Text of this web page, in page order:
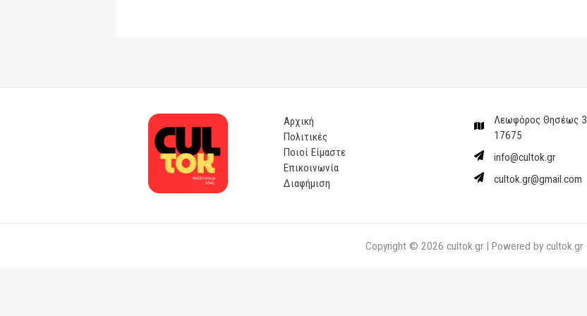
“Να με πέρνανε τα σύννεφα”:
Ένα μουσικό αφιέρωμα για τη
Σοφία Βέμπο στο Μέγαρο
όλη η ”μπουζουκερί” για τη
σεζόν 2025–2026